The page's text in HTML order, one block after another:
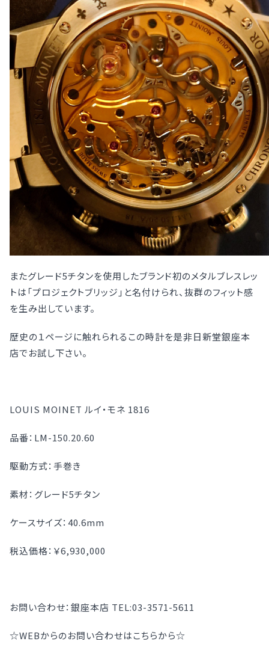
またグレード5チタンを使用したブランド初のメタルブレスレッ
トは「プロジェクトブリッジ」と名付けられ、抜群のフィット感
を生み出しています。
歴史の１ページに触れられるこの時計を是非日新堂銀座本
店でお試し下さい。
LOUIS MOINET ルイ・モネ 1816
品番：LM-150.20.60
駆動方式：手巻き
素材：グレード5チタン
ケースサイズ：40.6mm
税込価格：￥6,930,000
お問い合わせ：銀座本店 TEL:03-3571-5611
☆WEBからのお問い合わせはこちらから☆